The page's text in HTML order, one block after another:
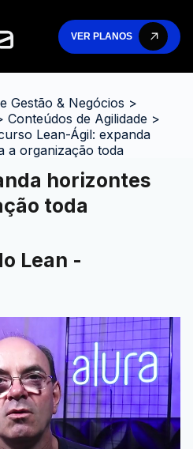
VER PLANOS
Gestão & Negócios >
Conteúdos de Agilidade>
Lean-Ágil: expanda
a organização toda
horizontes
toda
Lean -